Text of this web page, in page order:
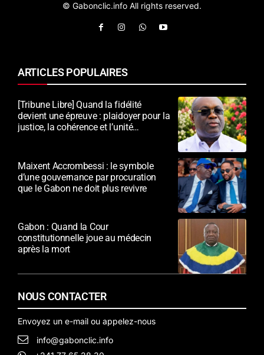
© Gabonclic.info All rights reserved.
ARTICLES POPULAIRES
[Tribune Libre] Quand la fidélité
devient une épreuve : plaidoyer pour la
justice, la cohérence et l’unité
Maixent Accrombessi : le symbole
d’une gouvernance par procuration
que le Gabon ne doit plus revivre
Gabon : Quand la Cour
constitutionnelle joue au médecin
après la mort
NOUS CONTACTER
Envoyez un e-mail ou appelez-nous
info@gabonclic.info